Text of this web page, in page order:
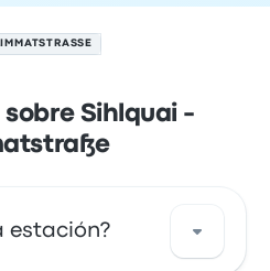
sobre Sihlquai -
estación?